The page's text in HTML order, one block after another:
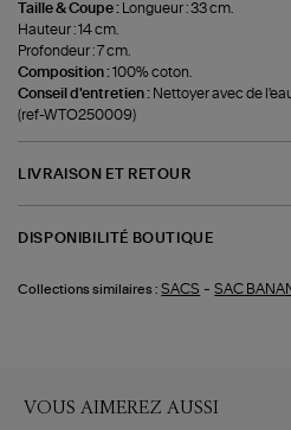
Taille & Coupe : Longueur : 33 cm.
Hauteur : 14 cm.
Profondeur : 7 cm.
Composition :100% coton.
Conseil d'entretien : Nettoyer avec de
(ref-WTO250009)
LIVRAISON ET RETOUR
DISPONIBILITÉ BOUTIQUE
Collections similaires : SACS -SAC
VOUS AIMEREZ AUSSI